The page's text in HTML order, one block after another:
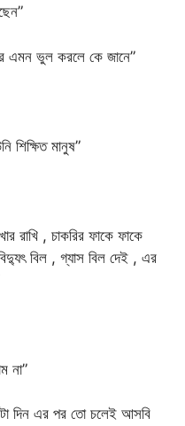
এমন ভুল করলে কে জানে”
শিক্ষিত মানুষ”
রাখি , চাকরির ফাকে ফাকে
বিল , গ্যাস বিল দেই , এর
না”
দিন এর পর তো চলেই আসবি